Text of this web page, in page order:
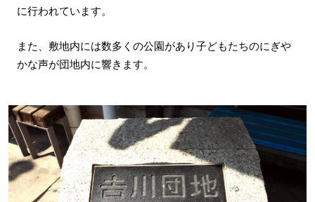
に行われています。
また、敷地内には数多くの公園があり子どもたちのにぎや
かな声が団地内に響きます。